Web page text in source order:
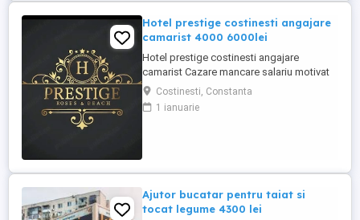
Hotel prestige costinesti angajare
camarist 4000 6000lei
Hotel prestige costinesti angajare
camarist Cazare mancare salariu motivat
4000 6000
Costinesti, Constanta
1 ianuarie
Ajutor bucatar pentru taiat si
tocat legume 4300 lei